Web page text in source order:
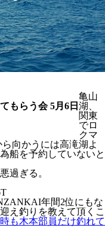
もらう会 5月6日
亀山
湖、
関東
でロ
クマ
向かうには高滝湖よ
船を予約していないと
過ぎる。
年間2位にもな
え釣りを教えて頂くこ
も木本部員だけ釣れて